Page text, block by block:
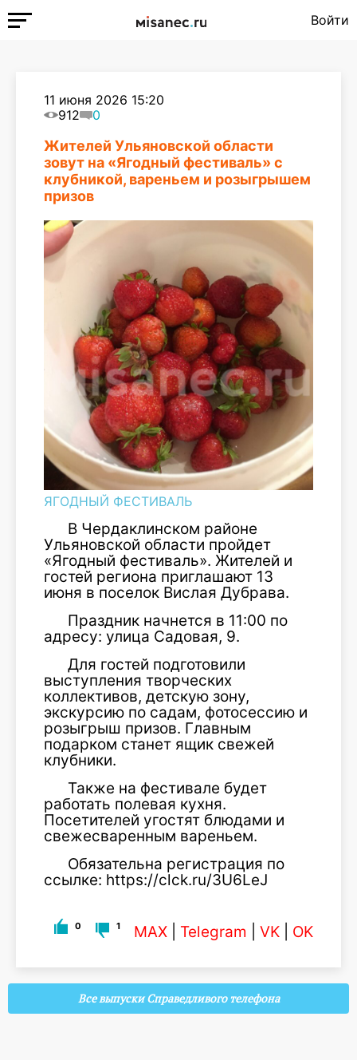
Войти
11 июня 2026 15:20
912
0
Жителей Ульяновской области
зовут на «Ягодный фестиваль» с
клубникой, вареньем и розыгрышем
призов
ЯГОДНЫЙ ФЕСТИВАЛЬ
В Чердаклинском районе
Ульяновской области пройдет
«Ягодный фестиваль». Жителей и
гостей региона приглашают 13
июня в поселок Вислая Дубрава.
Праздник начнется в 11:00 по
адресу: улица Садовая, 9.
Для гостей подготовили
выступления творческих
коллективов, детскую зону,
экскурсию по садам, фотосессию и
розыгрыш призов. Главным
подарком станет ящик свежей
клубники.
Также на фестивале будет
работать полевая кухня.
Посетителей угостят блюдами и
свежесваренным вареньем.
Обязательна регистрация по
ссылке: https://clck.ru/3U6LeJ
0 1 MAX Telegram VK OK
Все выпуски Справедливого телефона